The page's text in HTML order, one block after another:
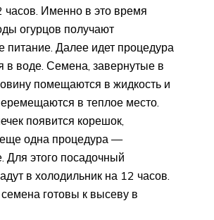
часов. Именно в это время
огурцов получают
питание. Далее идет процедура
в воде. Семена, завернутые в
помещаются в жидкость и
в теплое место.
появится корешок,
одна процедура —
Для этого посадочный
в холодильник на 12 часов.
готовы к высеву в